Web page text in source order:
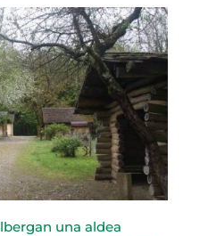
una aldea